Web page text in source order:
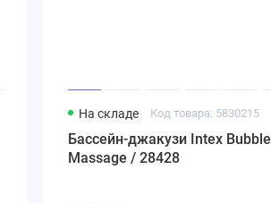
На складе Код товара: 5830215
Бассейн-джакузи Intex Bubble
Massage / 28428